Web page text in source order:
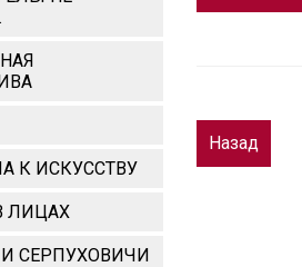
К ИСКУССТВУ
ЛИЦАХ
СЕРПУХОВИЧИ
Назад